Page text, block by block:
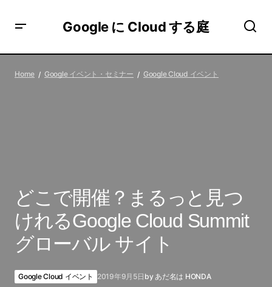
Google に Cloud する庭
ローバル サイト
Home Google イベント・セミナー Google Cloud イベント
どこで開催？まるっと見つ
けれるGoogle Cloud Summit
グローバル サイト
Google Cloud イベント 2019年9月5日 by あだ名は HONDA